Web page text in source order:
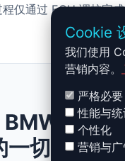
仅通过 ECU 调校完
BMW M5
一切
Cookie
我们使用
营销内容。
严格必要
性能与
个性化
营销与